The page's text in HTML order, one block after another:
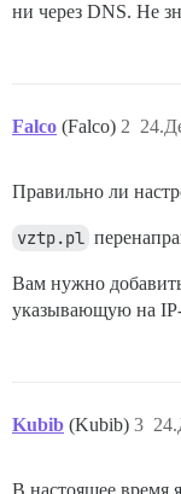
ни через DNS. Не
Falco (Falco) 2
Правильно ли
vztp.pl
Вам нужно
указывающую на IP-
Kubib (Kubib) 3
В настоящее время